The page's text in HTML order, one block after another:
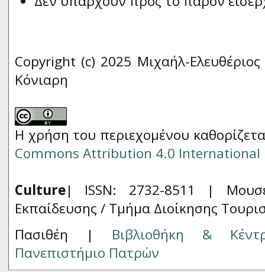
Copyright (c) 2025 Μιχαήλ-
Κόνιαρη
Η χρήση του περιεχομένου
Commons Attribution 4.0 International
Culture| ISSN: 2732-8511 |
Εκπαίδευσης / Τμήμα Διοίκησης
Πασιθέη | Βιβλιοθήκη &
Πανεπιστήμιο Πατρών